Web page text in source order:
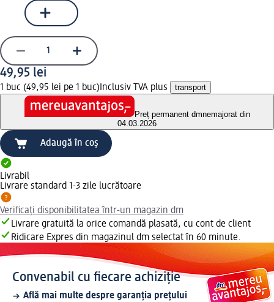
49,95 lei
1 buc (49,95 lei pe 1 buc) Inclusiv TVA plus transport
Preț permanent dmnemajorat din
04.03.2026
Adaugă în coș
Livrabil
Livrare standard 1-3 zile lucrătoare
Verificați disponibilitatea într-un magazin dm
Livrare gratuită la orice comandă plasată, cu cont de client
Ridicare Expres din magazinul dm selectat în 60 minute.
Convenabil cu fiecare achiziție
Află mai multe despre garanția prețului